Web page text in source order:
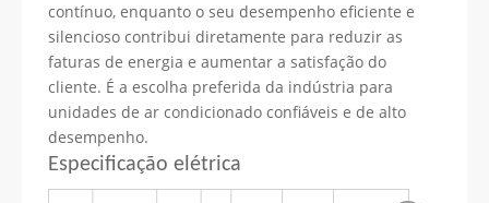
contínuo, enquanto o seu desempenho eficiente e
silencioso contribui diretamente para reduzir as
faturas de energia e aumentar a satisfação do
cliente. É a escolha preferida da indústria para
unidades de ar condicionado confiáveis ​​e de alto
desempenho.
Especificação elétrica